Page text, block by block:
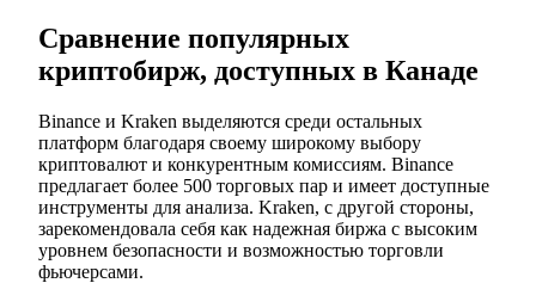
Сравнение популярных
криптобирж, доступных в Канаде
Binance и Kraken выделяются среди остальных
платформ благодаря своему широкому выбору
криптовалют и конкурентным комиссиям. Binance
предлагает более 500 торговых пар и имеет доступные
инструменты для анализа. Kraken, с другой стороны,
зарекомендовала себя как надежная биржа с высоким
уровнем безопасности и возможностью торговли
фьючерсами.